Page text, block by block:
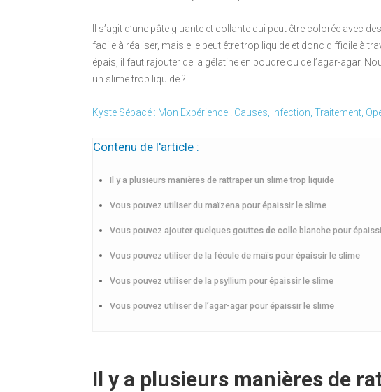
Il s’agit d’une pâte gluante et collante qui peut être colorée avec
facile à réaliser, mais elle peut être trop liquide et donc difficile à
épais, il faut rajouter de la gélatine en poudre ou de l’agar-agar.
un slime trop liquide ?
Kyste Sébacé : Mon Expérience ! Causes, Infection, Traitement,
Contenu de l'article :
Il y a plusieurs manières de rattraper un slime trop liquide
Vous pouvez utiliser du maïzena pour épaissir le slime
Vous pouvez ajouter quelques gouttes de colle blanche pour
Vous pouvez utiliser de la fécule de maïs pour épaissir le slime
Vous pouvez utiliser de la psyllium pour épaissir le slime
Vous pouvez utiliser de l’agar-agar pour épaissir le slime
Il y a plusieurs manières de